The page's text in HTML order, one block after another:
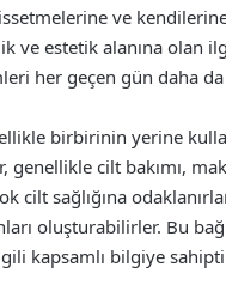
ve
ve estetik alanına olan
her geçen gün daha
birbirinin yerine
genellikle cilt bakımı,
cilt sağlığına
oluşturabilirler. Bu
kapsamlı bilgiye